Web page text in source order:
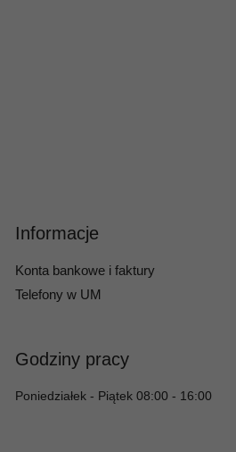
Informacje
Konta bankowe i faktury
Telefony w UM
Godziny pracy
Poniedziałek - Piątek 08:00 - 16:00